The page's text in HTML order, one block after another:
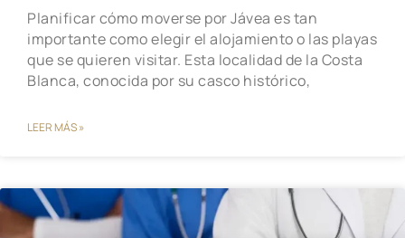
Planificar cómo moverse por Jávea es tan
importante como elegir el alojamiento o las playas
que se quieren visitar. Esta localidad de la Costa
Blanca, conocida por su casco histórico,
LEER MÁS »